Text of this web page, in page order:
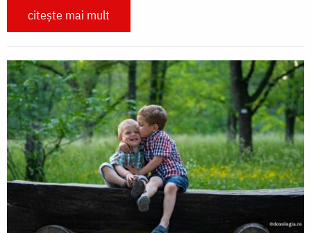
citește mai mult